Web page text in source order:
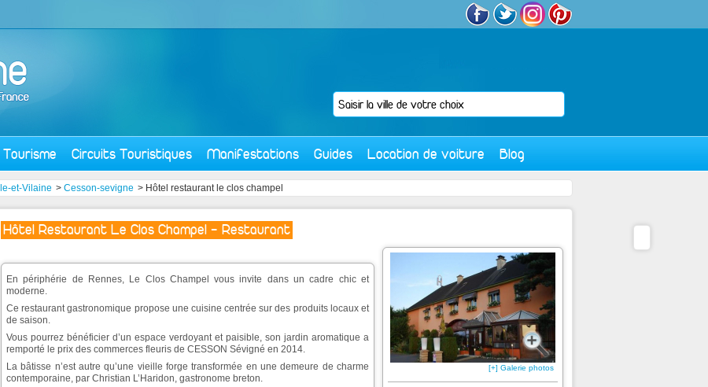
Tourisme Circuits Touristiques Manifestations Guides Location de voiture Blog
Ille-et-Vilaine > Cesson-sevigne > Hôtel restaurant le clos champel
Hôtel Restaurant Le Clos Champel - Restaurant
En périphérie de Rennes, Le Clos Champel vous invite dans un cadre chic et
moderne.
Ce restaurant gastronomique propose une cuisine centrée sur des produits locaux et
de saison.
Vous pourrez bénéficier d’un espace verdoyant et paisible, son jardin aromatique a
remporté le prix des commerces fleuris de CESSON Sévigné en 2014.
La bâtisse n’est autre qu’une vieille forge transformée en une demeure de charme
contemporaine, par Christian L’Haridon, gastronome breton.
[+] Galerie photos